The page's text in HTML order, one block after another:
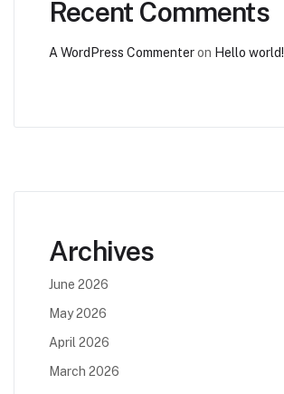
Recent Comments
A WordPress Commenteron Hello world!
Archives
June 2026
May 2026
April 2026
March 2026